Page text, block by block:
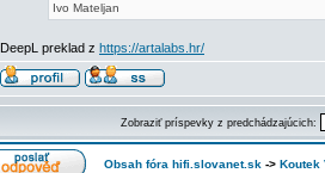
Ivo Mateljan
DeepL preklad z https://artalabs.hr/
Zobraziť príspevky z predchádzajúcich:
Obsah fóra hifi.slovanet.sk -> Koutek